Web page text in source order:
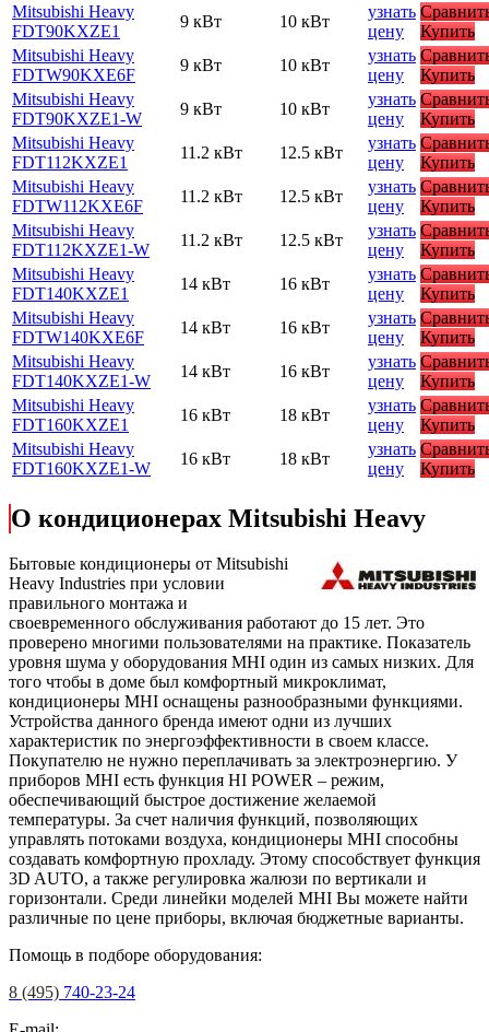
Mitsubishi Heavy
FDT90KXZE1
9 кВт 10 кВт
узнать
цену
Купить
Mitsubishi Heavy
FDTW90KXE6F
9 кВт 10 кВт
узнать
цену
Купить
Mitsubishi Heavy
FDT90KXZE1-W
9 кВт 10 кВт
узнать
цену
Купить
Mitsubishi Heavy
FDT112KXZE1
11.2 кВт 12.5 кВт
узнать
цену
Купить
Mitsubishi Heavy
FDTW112KXE6F
11.2 кВт 12.5 кВт
узнать
цену
Купить
Mitsubishi Heavy
FDT112KXZE1-W
11.2 кВт 12.5 кВт
узнать
цену
Купить
Mitsubishi Heavy
FDT140KXZE1
14 кВт 16 кВт
узнать
цену
Купить
Mitsubishi Heavy
FDTW140KXE6F
14 кВт 16 кВт
узнать
цену
Купить
Mitsubishi Heavy
FDT140KXZE1-W
14 кВт 16 кВт
узнать
цену
Купить
Mitsubishi Heavy
FDT160KXZE1
16 кВт 18 кВт
узнать
цену
Купить
Mitsubishi Heavy
FDT160KXZE1-W
16 кВт 18 кВт
узнать
цену
Купить
О кондиционерах Mitsubishi Heavy
Бытовые кондиционеры от Mitsubishi
Heavy Industries при условии
правильного монтажа и
своевременного обслуживания работают до 15 лет. Это
проверено многими пользователями на практике. Показатель
уровня шума у оборудования MHI один из самых низких. Для
того чтобы в доме был комфортный микроклимат,
кондиционеры MHI оснащены разнообразными функциями.
Устройства данного бренда имеют одни из лучших
характеристик по энергоэффективности в своем классе.
Покупателю не нужно переплачивать за электроэнергию. У
приборов MHI есть функция HI POWER – режим,
обеспечивающий быстрое достижение желаемой
температуры. За счет наличия функций, позволяющих
управлять потоками воздуха, кондиционеры MHI способны
создавать комфортную прохладу. Этому способствует функция
3D AUTO, а также регулировка жалюзи по вертикали и
горизонтали. Среди линейки моделей MHI Вы можете найти
различные по цене приборы, включая бюджетные варианты.
Помощь в подборе оборудования:
8 (495) 740-23-24